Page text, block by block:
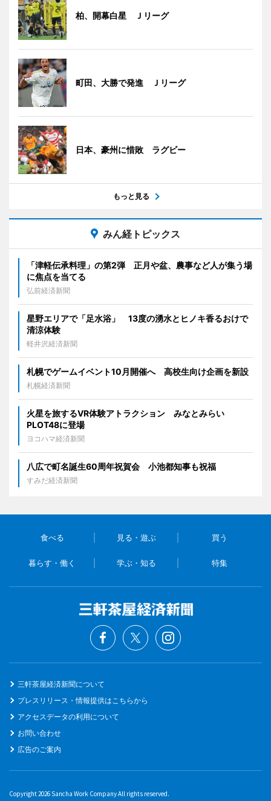
柏、開幕白星 Ｊリーグ
町田、大勝で発進 Ｊリーグ
日本、豪州に惜敗 ラグビー
もっと見る
みん経トピックス
「津軽伝承料理」の第2弾 正月や盆、農事など人が集う場
に焦点を当てる
弘前経済新聞
星野エリアで「足水浴」 13度の湧水とヒノキ香るおけで
清涼体験
軽井沢経済新聞
札幌でゲームイベント10月開催へ 高校生向け企画を新設
札幌経済新聞
火星を旅するVR体験アトラクション みなとみらい
PLOT48に登場
ヨコハマ経済新聞
八広で町名誕生60周年祝賀会 小池都知事も祝福
すみだ経済新聞
食べる 見る・遊ぶ 買う
暮らす・働く 学ぶ・知る 特集
三軒茶屋経済新聞について
プレスリリース・情報提供はこちらから
アクセスデータの利用について
お問い合わせ
広告のご案内
Copyright 2026 Sancha Work Company All rights reserved.